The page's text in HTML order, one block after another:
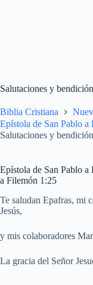
Salutaciones y
Biblia Cristiana
Epístola de San Pablo a
Salutaciones y
Epístola de San Pablo
a Filemón 1:25
Te saludan Epafras, mi
Jesús,
y mis colaboradores
La gracia del Señor